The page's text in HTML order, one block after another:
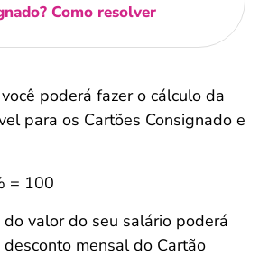
Como resolver
poderá fazer o cálculo da
para os Cartões Consignado e
= 100
valor do seu salário poderá
mensal do Cartão